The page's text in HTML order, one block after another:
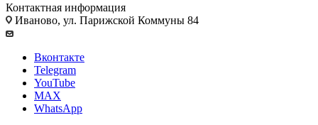
Контактная информация
Иваново, ул. Парижской Коммуны 84
Вконтакте
Telegram
YouTube
MAX
WhatsApp